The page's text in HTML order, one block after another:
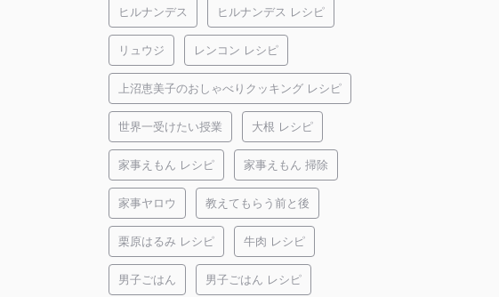
ヒルナンデス ヒルナンデス レシピ
リュウジ レンコン レシピ
上沼恵美子のおしゃべりクッキング レシピ
世界一受けたい授業 大根 レシピ
家事えもん レシピ 家事えもん 掃除
家事ヤロウ 教えてもらう前と後
栗原はるみ レシピ 牛肉 レシピ
男子ごはん 男子ごはん レシピ